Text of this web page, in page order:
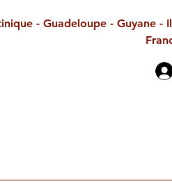
- Guadeloupe - Guyane -